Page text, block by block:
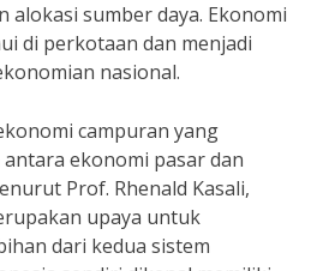
alokasi sumber daya. Ekonomi
di perkotaan dan menjadi
nasional.
campuran yang
ekonomi pasar dan
Prof. Rhenald Kasali,
upaya untuk
dari kedua sistem